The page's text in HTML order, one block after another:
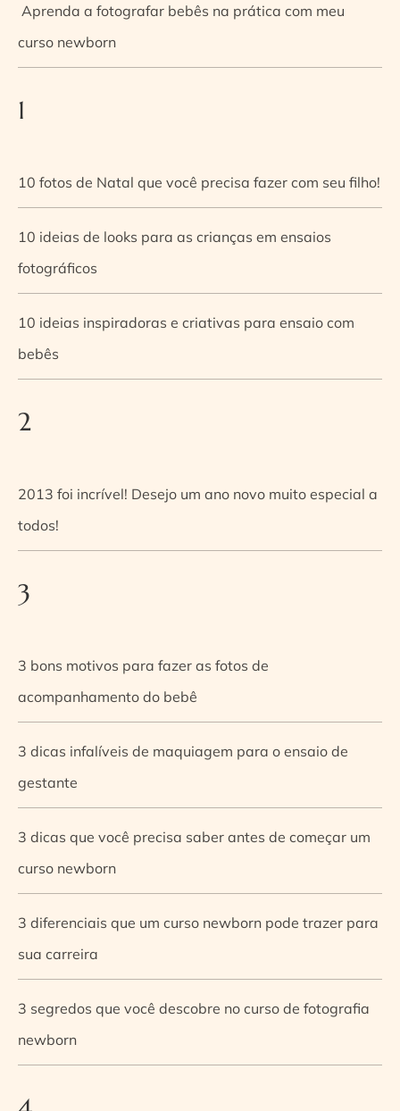
Aprenda a fotografar bebês na prática com meu
curso newborn
1
10 fotos de Natal que você precisa fazer com seu filho!
10 ideias de looks para as crianças em ensaios
fotográficos
10 ideias inspiradoras e criativas para ensaio com
bebês
2
2013 foi incrível! Desejo um ano novo muito especial a
todos!
3
3 bons motivos para fazer as fotos de
acompanhamento do bebê
3 dicas infalíveis de maquiagem para o ensaio de
gestante
3 dicas que você precisa saber antes de começar um
curso newborn
3 diferenciais que um curso newborn pode trazer para
sua carreira
3 segredos que você descobre no curso de fotografia
newborn